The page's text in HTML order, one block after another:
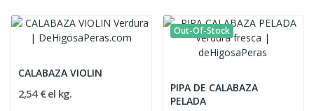
CALABAZA VIOLIN
2,54 € el kg.
Out-Of-Stock
PIPA DE CALABAZA
PELADA